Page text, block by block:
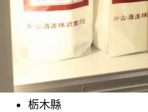
栃木縣